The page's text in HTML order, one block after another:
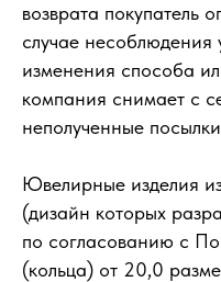
возврата покупатель
случае несоблюдения
изменения способа
компания снимает с
неполученные
Ювелирные изделия
(дизайн которых
по согласованию с
(кольца) от 20,0